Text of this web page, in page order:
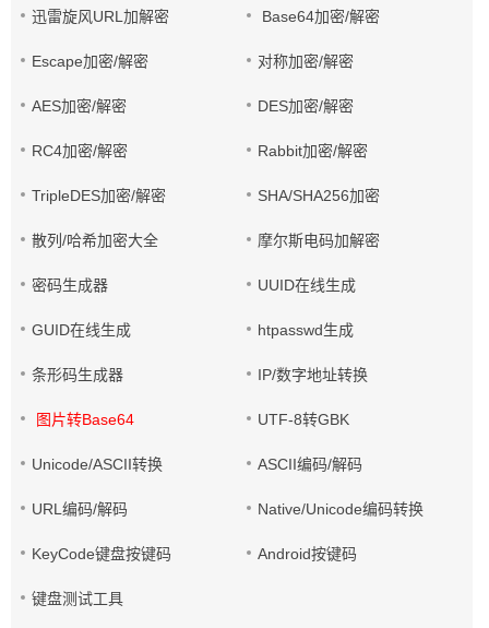
迅雷旋风URL加解密 Base64加密/解密
Escape加密/解密 对称加密/解密
AES加密/解密 DES加密/解密
RC4加密/解密 Rabbit加密/解密
TripleDES加密/解密 SHA/SHA256加密
散列/哈希加密大全 摩尔斯电码加解密
密码生成器 UUID在线生成
GUID在线生成 htpasswd生成
条形码生成器 IP/数字地址转换
图片转Base64 UTF-8转GBK
Unicode/ASCII转换 ASCII编码/解码
URL编码/解码 Native/Unicode编码转换
KeyCode键盘按键码 Android按键码
键盘测试工具